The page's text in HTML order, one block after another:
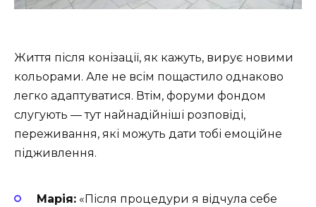
Життя після конізації, як кажуть, вирує новими
кольорами. Але не всім пощастило однаково
легко адаптуватися. Втім, форуми фондом
слугують — тут найнадійніші розповіді,
переживання, які можуть дати тобі емоційне
підживлення.
Марія: «Після процедури я відчула себе